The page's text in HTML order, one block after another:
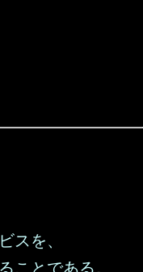
スを、
ことである。